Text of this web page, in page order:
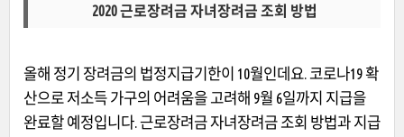
2020 근로장려금 자녀장려금 조회 방법
올해 정기 장려금의 법정지급기한이 10월인데요. 코로나19 확
산으로 저소득 가구의 어려움을 고려해 9월 6일까지 지급을
완료할 예정입니다. 근로장려금 자녀장려금 조회 방법과 지급